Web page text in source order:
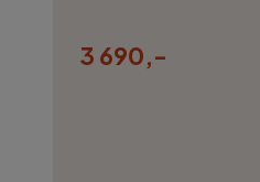
3 690,-